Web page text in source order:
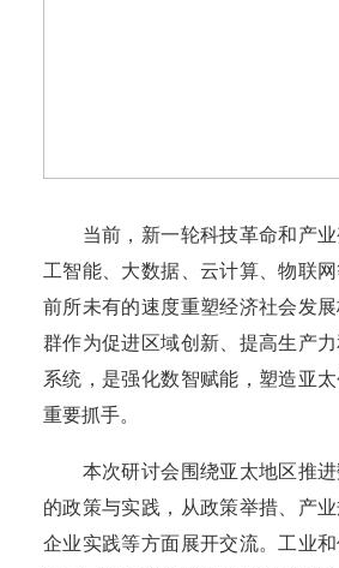
当前，新一轮科技革命和产业
工智能、大数据、云计算、物联
前所未有的速度重塑经济社会发
群作为促进区域创新、提高生产
系统，是强化数智赋能，塑造亚
重要抓手。
本次研讨会围绕亚太地区推进
的政策与实践，从政策举措、产
企业实践等方面展开交流。工业